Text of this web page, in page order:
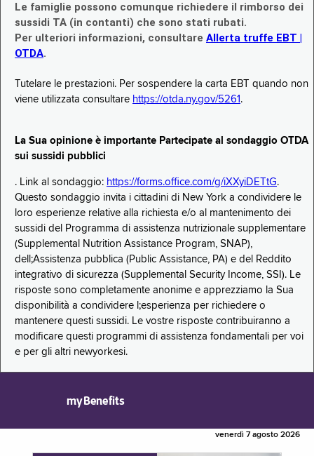
Le famiglie possono comunque richiedere il rimborso dei
sussidi TA (in contanti) che sono stati rubati.
Per ulteriori informazioni, consultare Allerta truffe EBT |
OTDA.
Tutelare le prestazioni. Per sospendere la carta EBT quando non
viene utilizzata consultare https://otda.ny.gov/5261 .
La Sua opinione è importante Partecipate al sondaggio OTDA
sui sussidi pubblici
. Link al sondaggio: https://forms.office.com/g/iXXyiDETtG.
Questo sondaggio invita i cittadini di New York a condividere le
loro esperienze relative alla richiesta e/o al mantenimento dei
sussidi del Programma di assistenza nutrizionale supplementare
(Supplemental Nutrition Assistance Program, SNAP),
dell;Assistenza pubblica (Public Assistance, PA) e del Reddito
integrativo di sicurezza (Supplemental Security Income, SSI). Le
risposte sono completamente anonime e apprezziamo la Sua
disponibilità a condividere l;esperienza per richiedere o
mantenere questi sussidi. Le vostre risposte contribuiranno a
modificare questi programmi di assistenza fondamentali per voi
e per gli altri newyorkesi.
myBenefits
venerdì 7 agosto 2026